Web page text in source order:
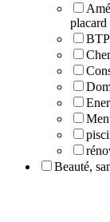
placard
BTP
Beauté,